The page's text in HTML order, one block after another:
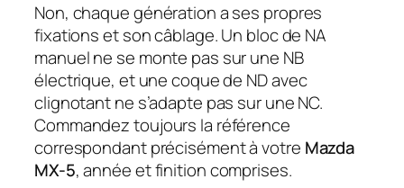
Non, chaque génération a ses propres
fixations et son câblage. Un bloc de NA
manuel ne se monte pas sur une NB
électrique, et une coque de ND avec
clignotant ne s’adapte pas sur une NC.
Commandez toujours la référence
correspondant précisément à votre Mazda
MX-5, année et finition comprises.